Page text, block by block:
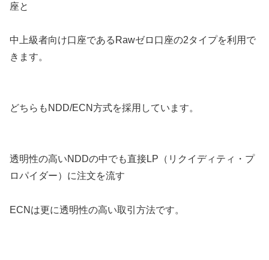
座と
中上級者向け口座であるRawゼロ口座の2タイプを利用で
きます。
どちらもNDD/ECN方式を採用しています。
透明性の高いNDDの中でも直接LP（リクイディティ・プ
ロパイダー）に注文を流す
ECNは更に透明性の高い取引方法です。